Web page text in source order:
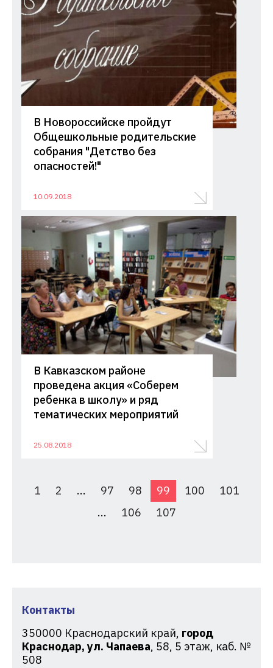
Контакты
350000 Краснодарский край, город
Краснодар, ул. Чапаева, 58, 5 этаж, каб. №
508
В Новороссийске пройдут
Общешкольные родительские
собрания "Детство без
опасностей!"
10.09.2018
В Кавказском районе
проведена акция «Соберем
ребенка в школу» и ряд
тематических мероприятий
25.08.2018
1 2 ... 97 98 99 100
101
...
106 107